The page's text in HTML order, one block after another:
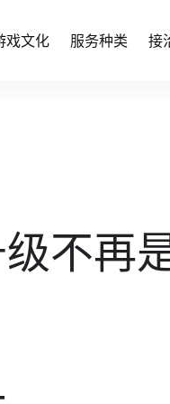
戏文化 服务种类 接
不再